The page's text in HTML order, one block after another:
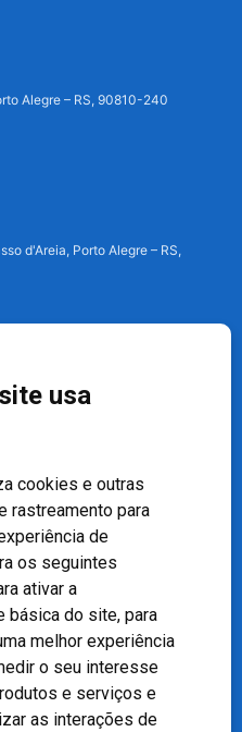
usa
cookies e outras
rastreamento para
de
os seguintes
ativar a
básica do site, para
melhor experiência
o seu interesse
e serviços e
as interações de
Alegre – RS, 90810-240
d'Areia, Porto Alegre – RS,
– RS, 92010-010
andar - Teresópolis, Porto Alegre -